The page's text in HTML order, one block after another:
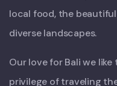
local food, the
diverse landscapes.
Our love for Bali we
privilege of traveling